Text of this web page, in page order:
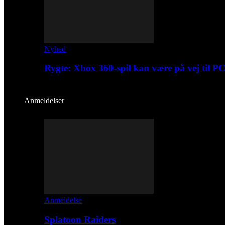
Nyhed
Rygte: Xbox 360-spil kan være på vej til PC
Anmeldelser
Anmeldelse
Splatoon Raiders